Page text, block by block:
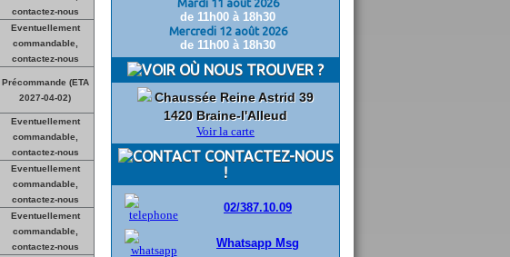
contactez-nous
Eventuellement
commandable,
contactez-nous
Précommande (ETA
2027-04-02)
Eventuellement
commandable,
contactez-nous
Eventuellement
commandable,
contactez-nous
Eventuellement
commandable,
contactez-nous
Mardi 11 août 2026
de 11h00 à 18h30
Mercredi 12 août 2026
de 11h00 à 18h30
OÙ NOUS TROUVER ?
Chaussée Reine Astrid 39
1420 Braine-l'Alleud
Voir la carte
CONTACTEZ-NOUS
!
02/387.10.09
Whatsapp Msg